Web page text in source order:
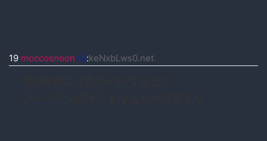
19 moccosnoon ID:keNxbLws0.net